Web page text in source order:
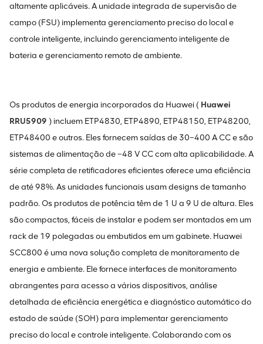
altamente aplicáveis. A unidade integrada de supervisão de
campo (FSU) implementa gerenciamento preciso do local e
controle inteligente, incluindo gerenciamento inteligente de
bateria e gerenciamento remoto de ambiente.
Os produtos de energia incorporados da Huawei ( Huawei
RRU5909 ) incluem ETP4830, ETP4890, ETP48150, ETP48200,
ETP48400 e outros. Eles fornecem saídas de 30–400 A CC e são
sistemas de alimentação de –48 V CC com alta aplicabilidade. A
série completa de retificadores eficientes oferece uma eficiência
de até 98%. As unidades funcionais usam designs de tamanho
padrão. Os produtos de potência têm de 1 U a 9 U de altura. Eles
são compactos, fáceis de instalar e podem ser montados em um
rack de 19 polegadas ou embutidos em um gabinete. Huawei
SCC800 é uma nova solução completa de monitoramento de
energia e ambiente. Ele fornece interfaces de monitoramento
abrangentes para acesso a vários dispositivos, análise
detalhada de eficiência energética e diagnóstico automático do
estado de saúde (SOH) para implementar gerenciamento
preciso do local e controle inteligente. Colaborando com os